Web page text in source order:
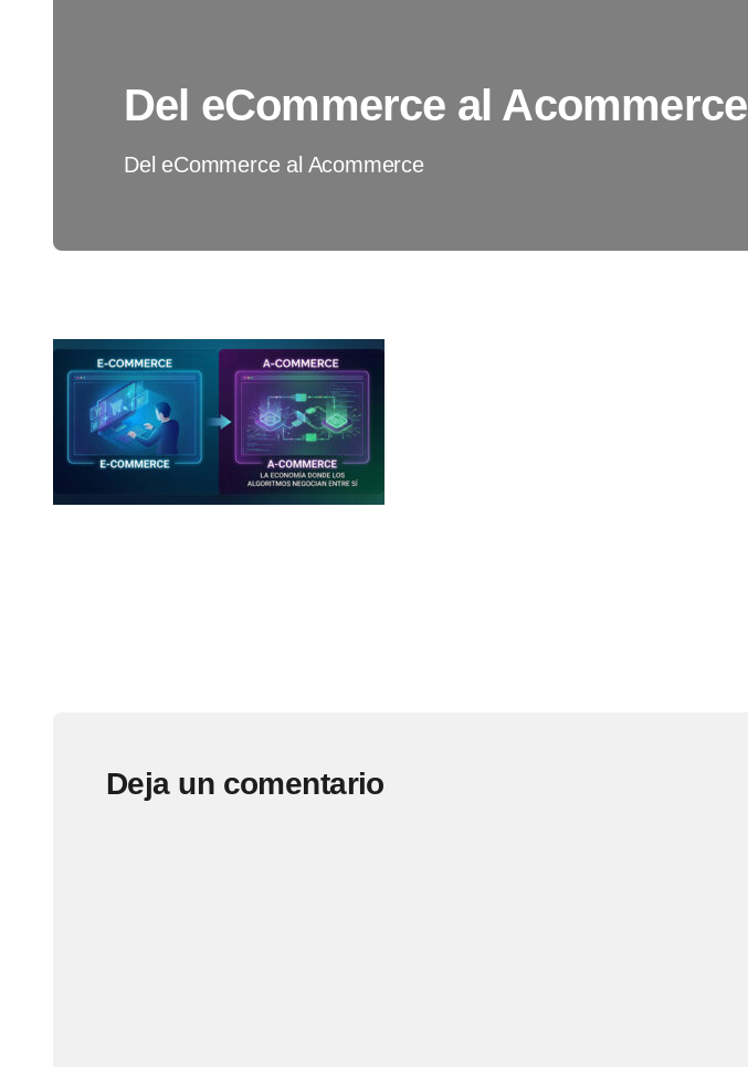
Del eCommerce al Acommerce
Del eCommerce al Acommerce
Deja un comentario